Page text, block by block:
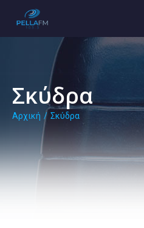
Σκύδρα
Αρχική / Σκύδρα